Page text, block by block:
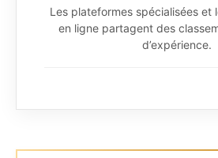
Les plateformes spécialisées et
en ligne partagent des
d’expérience.